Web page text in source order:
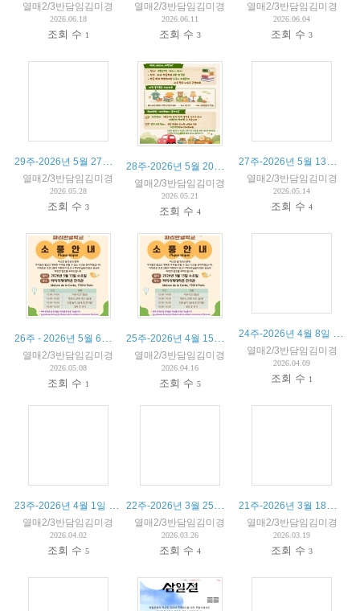
열매2/3반담임김미경
2026.06.18
조회 수 1
열매2/3반담임김미경
2026.06.11
조회 수 3
열매2/3반담임김미경
2026.06.04
조회 수3
열매2/3반담임김미경
2026.05.28
조회 수 3
열매2/3반담임김미경
2026.05.21
조회 수 4
열매2/3반담임김미경
2026.05.14
조회 수4
열매2/3반담임김미경
2026.05.08
조회 수 1
열매2/3반담임김미경
2026.04.16
조회 수 5
열매2/3반담임김미경
2026.04.09
조회 수 1
열매2/3반담임김미경
2026.04.02
조회 수 5
열매2/3반담임김미경
2026.03.26
조회 수 4
열매2/3반담임김미경
2026.03.19
조회 수3